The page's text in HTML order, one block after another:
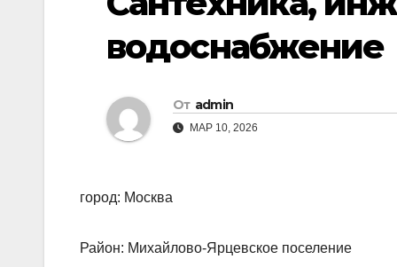
водоснабжение
От admin
МАР 10, 2026
город: Москва
Район: Михайлово-Ярцевское поселение